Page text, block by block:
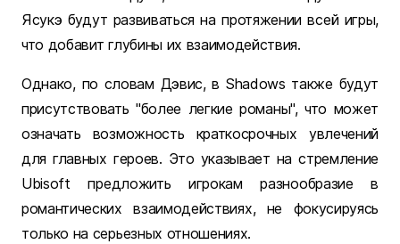
Ясукэ будут развиваться на протяжении всей игры,
что добавит глубины их взаимодействия.
Однако, по словам Дэвис, в Shadows также будут
присутствовать "более легкие романы", что может
означать возможность краткосрочных увлечений
для главных героев. Это указывает на стремление
Ubisoft предложить игрокам разнообразие в
романтических взаимодействиях, не фокусируясь
только на серьезных отношениях.